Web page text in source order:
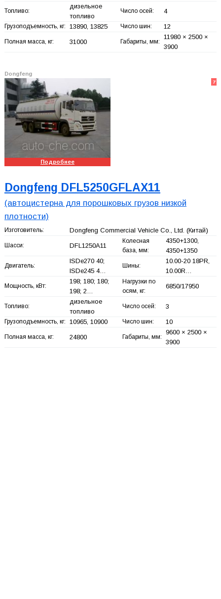
Топливо:
дизельное
топливо
Число осей: 4
Грузоподъемность, кг: 13890, 13825 Число шин: 12
Полная масса, кг: 31000 Габариты, мм:
11980 × 2500 ×
3900
Dongfeng
7
Подробнее
Dongfeng DFL5250GFLAX11
(автоцистерна для порошковых грузов низкой
плотности)
Изготовитель: Dongfeng Commercial Vehicle Co., Ltd. (Китай)
Шасси: DFL1250A11
Колесная
база, мм:
4350+1300,
4350+1350
Двигатель:
ISDe270 40;
ISDe245 4…
Шины:
10.00-20 18PR,
10.00R…
Мощность, кВт:
198; 180; 180;
198; 2…
Нагрузки по
осям, кг:
6850/17950
Топливо:
дизельное
топливо
Число осей: 3
Грузоподъемность, кг: 10965, 10900 Число шин: 10
Полная масса, кг: 24800 Габариты, мм:
9600 × 2500 ×
3900